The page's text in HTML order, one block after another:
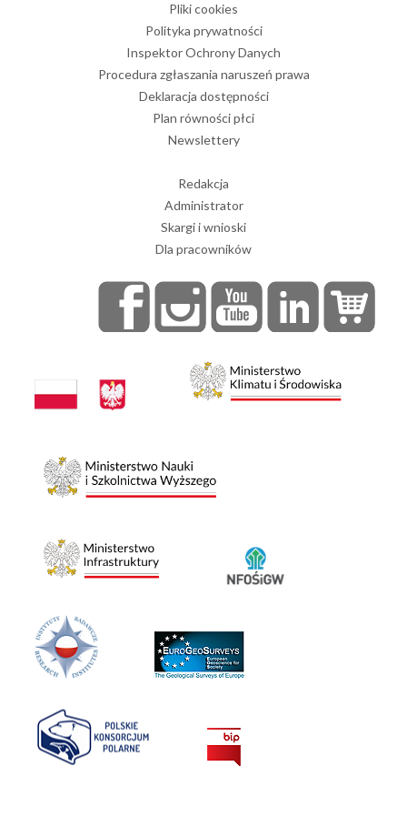
Pliki cookies
Polityka prywatności
Inspektor Ochrony Danych
Procedura zgłaszania naruszeń prawa
Deklaracja dostępności
Plan równości płci
Newslettery
Redakcja
Administrator
Skargi i wnioski
Dla pracowników